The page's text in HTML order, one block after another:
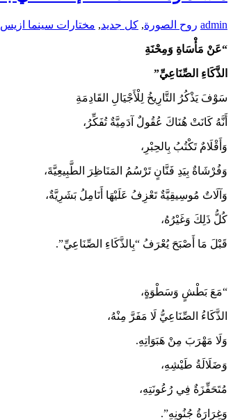
admin روح الصورة, كل جديد, مختارات سينما ازيس
“عَنْ مَأْسَاةِ وَمِحْنَةِ
الذَّكَاءِ الصِّنَاعِيِّ”
سَوْفَ يَذْكُرُ التَّارِيخُ لِلْأَجْيَالِ القَادِمَةِ
أَنَّهُ كَانَتْ هُنَاكَ عُقُولٌ آدَمِيَّةٌ تُفَكِّرُ،
وَأَقْلَامٌ تَكْتُبُ بِالحِبْرِ،
وَفُرْشَاةٌ بِيَدِ فَنَّانٍ تَرْسُمُ المَنَاظِرَ الطَّبِيعِيَّةَ،
وَآلَاتٌ مُوسِيقِيَّةٌ تَعْزِفُ عَلَيْهَا أَنَامِلُ بَشَرِيَّةٌ،
كُلُّ ذَلِكَ وَغَيْرُهُ،
قَبْلَ مَا أَصْبَحَ يُعْرَفُ “بِالذَّكَاءِ الصِّنَاعِيِّ”.
“مَعَ بَطْشٍ وَسَطْوَةٍ،
الذَّكَاءُ الصِّنَاعِيُّ لَا مَفَرَّ مِنْهُ،
وَلَا مَهْرَبَ مِنْ هَبَوَاتِهِ.
وَضَلَالَةُ طَيْشِهِ،
مُتَحَفِّزَةٌ فِي رُعُونَتِهِ،
وَغِرَارَةُ جُنُونِهِ”.